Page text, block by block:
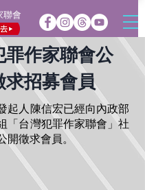
聯會
罪作家聯會公
求招募會員
起人陳信宏已經向內政部
「台灣犯罪作家聯會」社
開徵求會員。